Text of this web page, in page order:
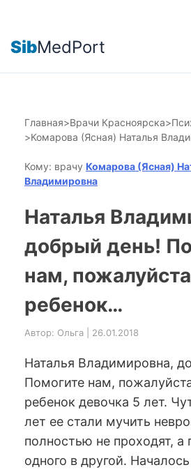
SibMedPort
Главная>Врачи Красноярска>
>Комарова (Ясная) Наталья
Кому: врачу Комарова (Ясная)
Владимировна
Наталья
добрый день!
нам,
ребенок…
Автор: Ольга | 26.01.2018
Наталья Владимировна,
Помогите нам,
ребенок девочка 5 лет.
лет ее стали мучить
полностью не проходят, а
одного в другой. Началось